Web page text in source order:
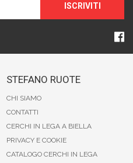
ISCRIVITI
STEFANO RUOTE
CHI SIAMO
CONTATTI
CERCHI IN LEGA A BIELLA
PRIVACY E COOKIE
CATALOGO CERCHI IN LEGA